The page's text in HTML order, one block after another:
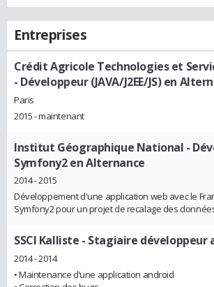
Entreprises
Crédit Agricole Technologies et
- Développeur (JAVA/J2EE/JS) en
Paris
2015 - maintenant
Institut Géographique National -
Symfony2 en Alternance
2014 - 2015
Développement d'une application web avec le
Symfony2 pour un projet de recalage des
SSCI Kalliste - Stagiaire développeur
2014 - 2014
• Maintenance d’une application android